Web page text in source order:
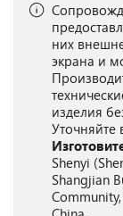
них
экрана и
изделия
Уточняйте
Shenyi
Shangjian